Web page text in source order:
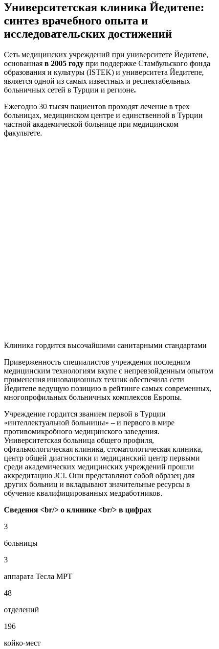
Университетская клиника Йедитепе:
синтез врачебного опыта и
исследовательских достижений
Сеть медицинских учреждений при университете Йедитепе,
основанная в 2005 году при поддержке Стамбульского фонда
образования и культуры (ISTEK) и университета Йедитепе,
является одной из самых известных и респектабельных
больничных сетей в Турции и регионе.
Ежегодно 30 тысяч пациентов проходят лечение в трех
больницах, медицинском центре и единственной в Турции
частной академической больнице при медицинском
факультете.
Клиника гордится высочайшими санитарными стандартами
Приверженность специалистов учреждения последним
медицинским технологиям вкупе с непревзойденным опытом
применения инновационных техник обеспечила сети
Йедитепе ведущую позицию в рейтинге самых современных,
многопрофильных больничных комплексов Европы.
Учреждение гордится званием первой в Турции
«интеллектуальной больницы» – и первого в мире
противомикробного медицинского заведения.
Университетская больница общего профиля,
офтальмологическая клиника, стоматологическая клиника,
центр общей диагностики и медицинский центр первыми
среди академических медицинских учреждений прошли
аккредитацию JCI. Они представляют собой образец для
других больниц и вкладывают значительные ресурсы в
обучение квалифицированных медработников.
Сведения <br/> о клинике <br/> в цифрах
3
больницы
3
аппарата Тесла МРТ
48
отделений
196
койко-мест